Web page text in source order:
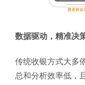
数据驱动，精准决
传统收银方式大多
总和分析效率低，